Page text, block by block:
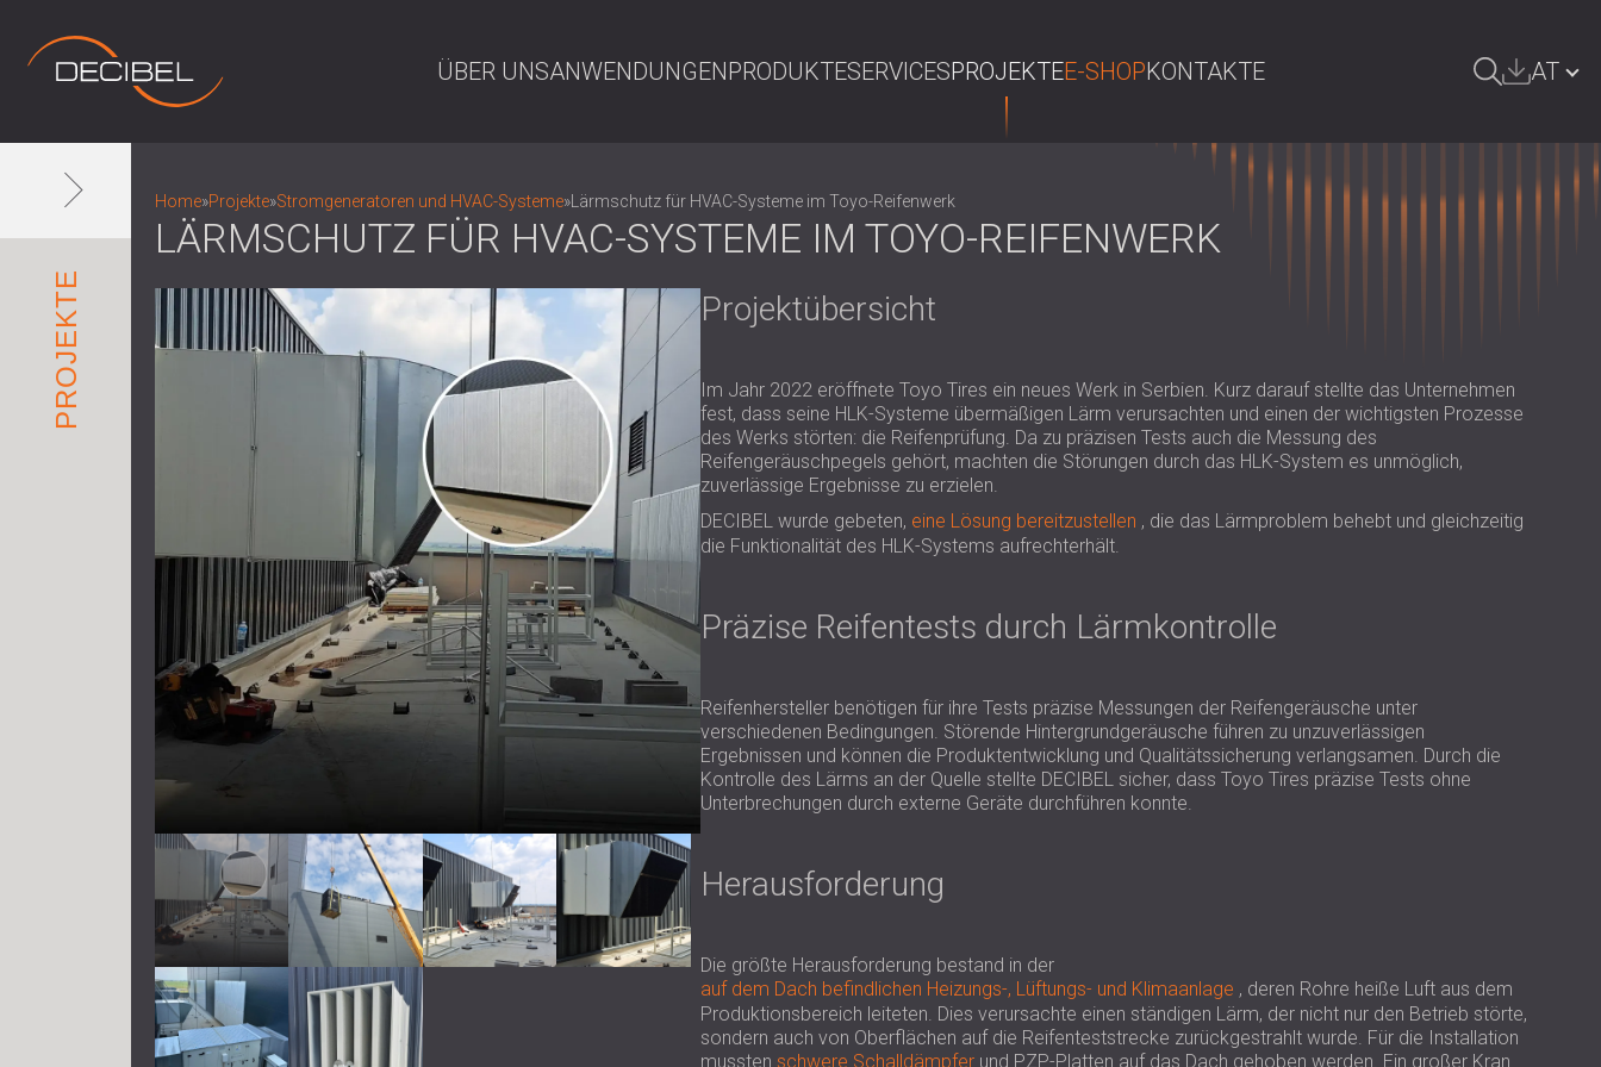
ÜBER UNSANWENDUNGENPRODUKTESERVICESPROJEKTEE-SHOPKONTAKTE AT
POLAND | PL
FINLAND | FI
USA | US
PROJEKTE
Home»Projekte»Stromgeneratoren und HVAC-Systeme» Lärmschutz für HVAC-Systeme im Toyo-Reifenwerk
LÄRMSCHUTZ FÜR HVAC-SYSTEME IM TOYO-REIFENWERK
Projektübersicht
Im Jahr 2022 eröffnete Toyo Tires ein neues Werk in Serbien. Kurz darauf stellte das Unternehmen
fest, dass seine HLK-Systeme übermäßigen Lärm verursachten und einen der wichtigsten Prozesse
des Werks störten: die Reifenprüfung. Da zu präzisen Tests auch die Messung des
Reifengeräuschpegels gehört, machten die Störungen durch das HLK-System es unmöglich,
zuverlässige Ergebnisse zu erzielen.
DECIBEL wurde gebeten, eine Lösung bereitzustellen , die das Lärmproblem behebt und gleichzeitig
die Funktionalität des HLK-Systems aufrechterhält.
Präzise Reifentests durch Lärmkontrolle
Reifenhersteller benötigen für ihre Tests präzise Messungen der Reifengeräusche unter
verschiedenen Bedingungen. Störende Hintergrundgeräusche führen zu unzuverlässigen
Ergebnissen und können die Produktentwicklung und Qualitätssicherung verlangsamen. Durch die
Kontrolle des Lärms an der Quelle stellte DECIBEL sicher, dass Toyo Tires präzise Tests ohne
Unterbrechungen durch externe Geräte durchführen konnte.
Herausforderung
Die größte Herausforderung bestand in der
auf dem Dach befindlichen Heizungs-, Lüftungs- und Klimaanlage , deren Rohre heiße Luft aus dem
Produktionsbereich leiteten. Dies verursachte einen ständigen Lärm, der nicht nur den Betrieb störte,
sondern auch von Oberflächen auf die Reifenteststrecke zurückgestrahlt wurde. Für die Installation
mussten schwere Schalldämpferund PZP-Platten auf das Dach gehoben werden. Ein großer Kran